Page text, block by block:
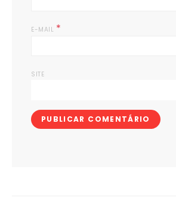
E-MAIL *
SITE